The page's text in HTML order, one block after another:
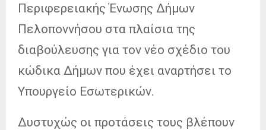
Περιφερειακής Ένωσης Δήμων
Πελοποννήσου στα πλαίσια της
διαβούλευσης για τον νέο σχέδιο του
κώδικα Δήμων που έχει αναρτήσει το
Υπουργείο Εσωτερικών.
Δυστυχώς οι προτάσεις τους βλέπουν